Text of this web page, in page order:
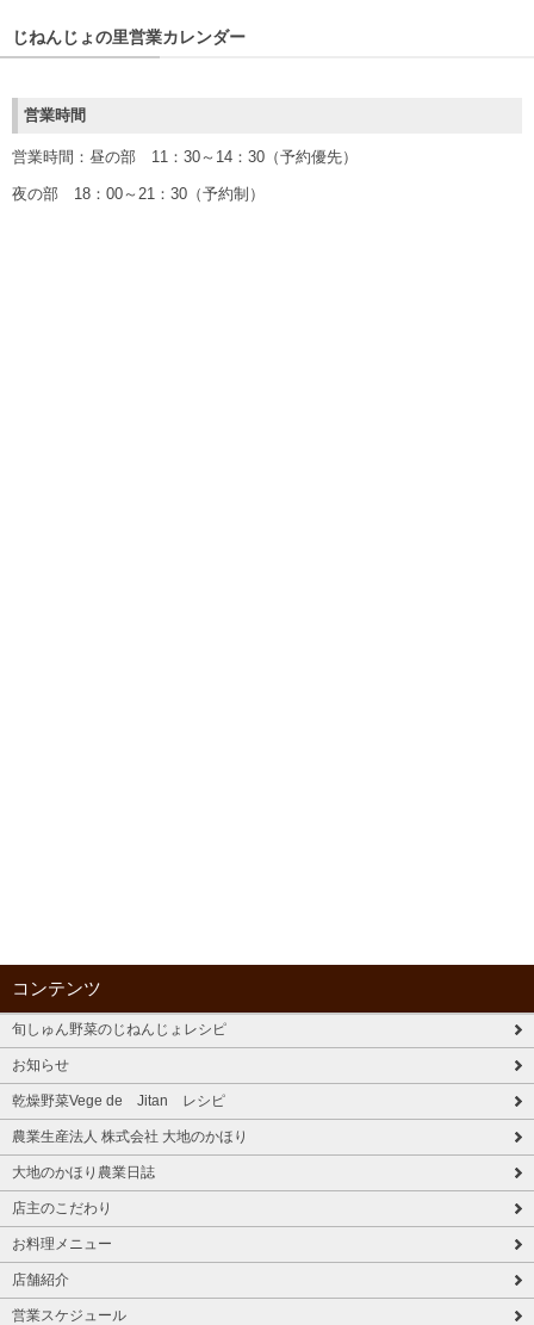
じねんじょの里営業カレンダー
営業時間
営業時間：昼の部 11：30～14：30（予約優先）
夜の部 18：00～21：30（予約制）
コンテンツ
旬しゅん野菜のじねんじょレシピ
お知らせ
乾燥野菜Vege de Jitan レシピ
農業生産法人 株式会社 大地のかほり
大地のかほり農業日誌
店主のこだわり
お料理メニュー
店舗紹介
営業スケジュール